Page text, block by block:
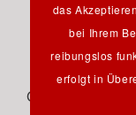
Hauptstraße
Germany - Tel.:
das
bei Ihrem
reibungslos
erfolgt in